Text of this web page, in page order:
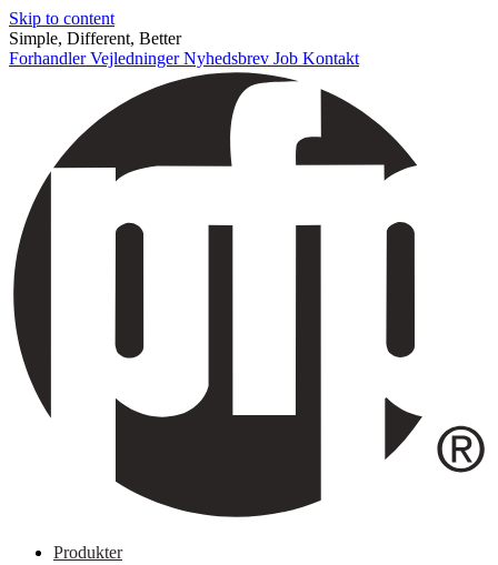
Skip to content
Simple, Different, Better
ForhandlerVejledningerNyhedsbrev Job Kontakt
Produkter